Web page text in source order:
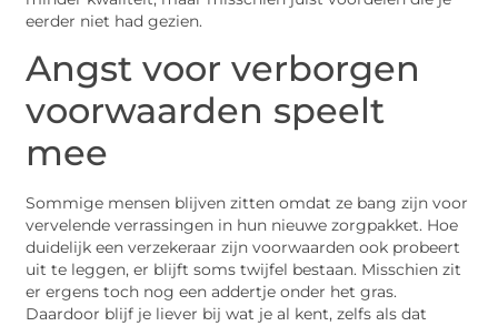
eerder niet had gezien.
Angst voor verborgen
voorwaarden speelt
mee
Sommige mensen blijven zitten omdat ze bang zijn voor
vervelende verrassingen in hun nieuwe zorgpakket. Hoe
duidelijk een verzekeraar zijn voorwaarden ook probeert
uit te leggen, er blijft soms twijfel bestaan. Misschien zit
er ergens toch nog een addertje onder het gras.
Daardoor blijf je liever bij wat je al kent, zelfs als dat